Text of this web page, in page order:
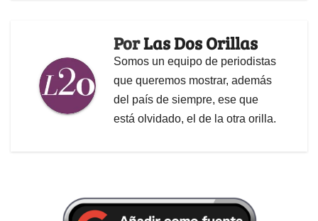
PorLas Dos Orillas
Somos un equipo de periodistas
que queremos mostrar, además
del país de siempre, ese que
está olvidado, el de la otra orilla.